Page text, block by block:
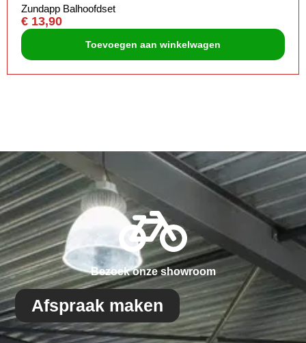
Zundapp Balhoofdset
€ 13,90
Toevoegen aan winkelwagen
Bezoek onze showroom
Afspraak maken